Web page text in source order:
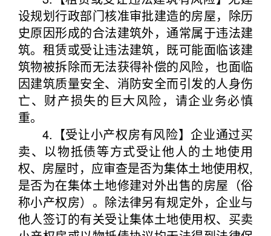
设规划行政部门核准审批建造的房屋，除历
史原因形成的合法建筑外，通常属于违法建
筑。租赁或受让违法建筑，既可能面临该建
筑物被拆除而无法获得补偿的风险，也面临
因建筑质量安全、消防安全而引发的人身伤
亡、财产损失的巨大风险，请企业务必慎
重。
4.【受让小产权房有风险】企业通过买
卖、以物抵债等方式受让他人的土地使用
权、房屋时，应审查是否为集体土地使用权,
是否为在集体土地修建对外出售的房屋（俗
称小产权房）。除法律另有规定外，企业与
他人签订的有关受让集体土地使用权、买卖